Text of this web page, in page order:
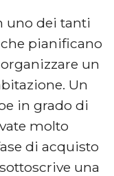
dei tanti
pianificano
un
Un
in grado di
molto
di acquisto
una